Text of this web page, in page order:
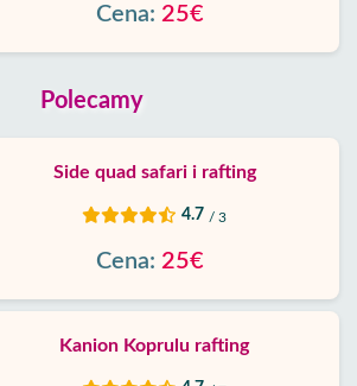
Cena: 25€
Polecamy
Side quad safari i rafting
4.7 / 3
Cena: 25€
Kanion Koprulu rafting